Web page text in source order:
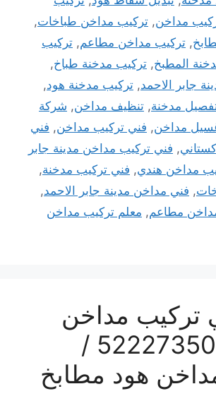
مداخن, تركيب مداخن طباخات,
, تركيب مداخن مطاعم, تركيب
المطبخ, تركيب مدخنة طباخ,
جابر الاحمد, تركيب مدخنة هود,
مدخنة, تنظيف مداخن, شركة
مداخن, فني تركيب مداخن, فني
, فني تركيب مداخن مدينة جابر
مداخن هندي, فني تركيب مدخنة,
, فني مداخن مدينة جابر الاحمد,
مطاعم, معلم تركيب مداخن
تركيب مداخن
حولي / 52227350 /
هود مطابخ